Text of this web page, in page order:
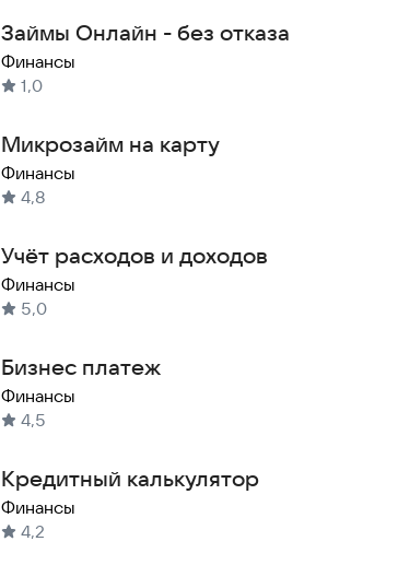
Займы Онлайн - без отказа
Финансы
1,0
Микрозайм на карту
Финансы
4,8
Учёт расходов и доходов
Финансы
5,0
Бизнес платеж
Финансы
4,5
Кредитный калькулятор
Финансы
4,2